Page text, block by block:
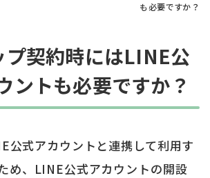
も必要ですか？
プ契約時にはLINE公
ントも必要ですか？
公式アカウントと連携して利用す
め、LINE公式アカウントの開設